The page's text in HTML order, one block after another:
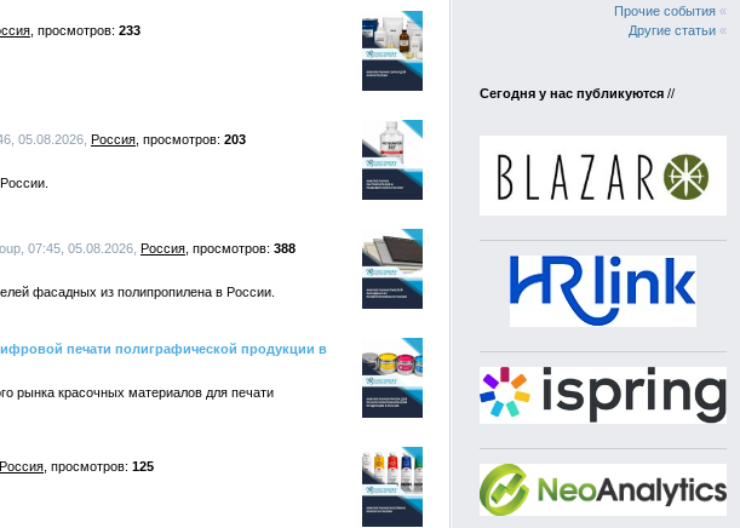
233
05.08.2026, Россия 203
07:45, 05.08.2026, Россия 388
фасадных из полипропилена в России.
печати полиграфической продукции в
рынка красочных материалов для печати
Россия 125
Прочие события «
Другие статьи «
Сегодня у нас публикуются //